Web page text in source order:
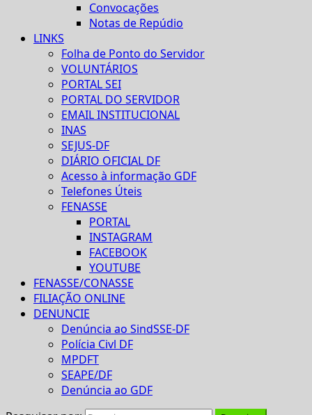
Convocações
Notas de Repúdio
LINKS
Folha de Ponto do Servidor
VOLUNTÁRIOS
PORTAL SEI
PORTAL DO SERVIDOR
EMAIL INSTITUCIONAL
INAS
SEJUS-DF
DIÁRIO OFICIAL DF
Acesso à informação GDF
Telefones Úteis
FENASSE
PORTAL
INSTAGRAM
FACEBOOK
YOUTUBE
FENASSE/CONASSE
FILIAÇÃO ONLINE
DENUNCIE
Denúncia ao SindSSE-DF
Polícia Civl DF
MPDFT
SEAPE/DF
Denúncia ao GDF